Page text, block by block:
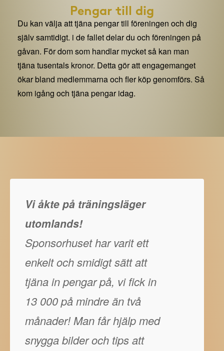
Pengar till dig
Du kan välja att tjäna pengar till föreningen och dig
själv samtidigt. i de fallet delar du och föreningen på
gåvan. För dom som handlar mycket så kan man
tjäna tusentals kronor. Detta gör att engagemanget
ökar bland medlemmarna och fler köp genomförs. Så
kom igång och tjäna pengar idag.
Vi åkte på träningsläger
utomlands!
Sponsorhuset har varit ett
enkelt och smidigt sätt att
tjäna in pengar på, vi fick in
13 000 på mindre än två
månader! Man får hjälp med
snygga bilder och tips att